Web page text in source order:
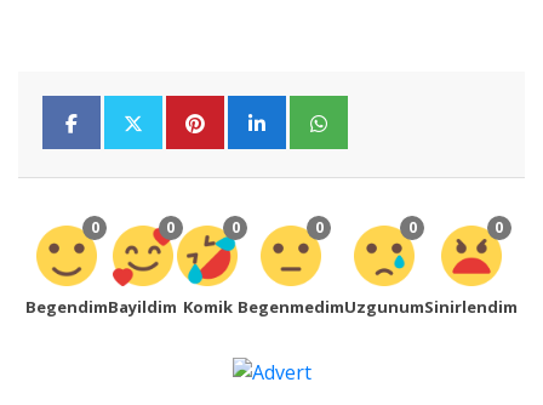
0
Begendim
0
Bayildim
0
Komik
0
Begenmedim
0
Uzgunum
0
Sinirlendim